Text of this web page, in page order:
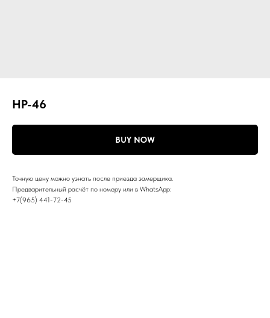
НР-46
BUY NOW
Точную цену можно узнать после приезда замерщика.
Предварительный расчёт по номеру или в WhatsApp:
+7(965) 441-72-45